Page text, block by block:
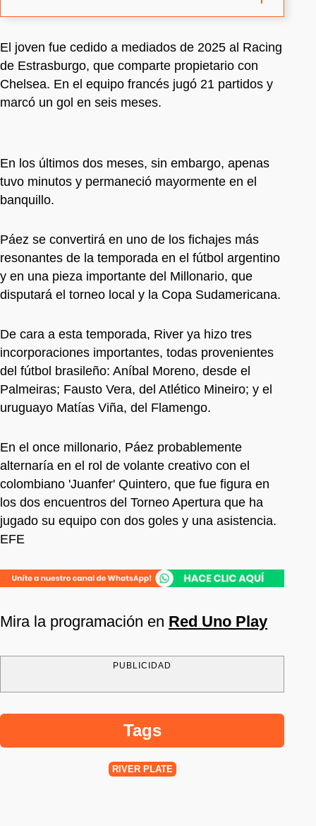
El joven fue cedido a mediados de 2025 al Racing
de Estrasburgo, que comparte propietario con
Chelsea. En el equipo francés jugó 21 partidos y
marcó un gol en seis meses.
En los últimos dos meses, sin embargo, apenas
tuvo minutos y permaneció mayormente en el
banquillo.
Páez se convertirá en uno de los fichajes más
resonantes de la temporada en el fútbol argentino
y en una pieza importante del Millonario, que
disputará el torneo local y la Copa Sudamericana.
De cara a esta temporada, River ya hizo tres
incorporaciones importantes, todas provenientes
del fútbol brasileño: Aníbal Moreno, desde el
Palmeiras; Fausto Vera, del Atlético Mineiro; y el
uruguayo Matías Viña, del Flamengo.
En el once millonario, Páez probablemente
alternaría en el rol de volante creativo con el
colombiano 'Juanfer' Quintero, que fue figura en
los dos encuentros del Torneo Apertura que ha
jugado su equipo con dos goles y una asistencia.
EFE
Mira la programación en Red Uno Play
PUBLICIDAD
Tags
RIVER PLATE